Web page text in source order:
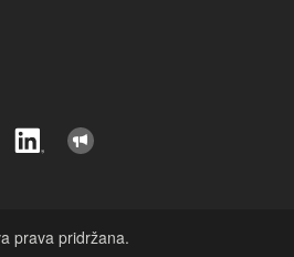
prava pridržana.